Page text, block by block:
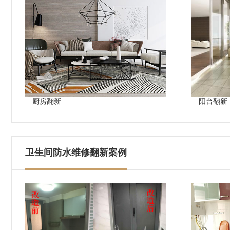
厨房翻新 阳台翻新
卫生间防水维修翻新案例